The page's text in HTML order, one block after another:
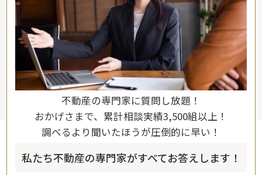
不動産の専門家に質問し放題！
おかげさまで、累計相談実績3,500組以上！
調べるより聞いたほうが圧倒的に早い！
私たち不動産の専門家がすべてお答えします！